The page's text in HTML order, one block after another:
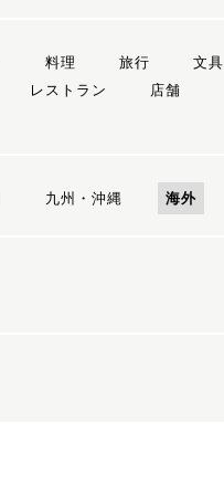
料理 旅行
文具
レストラン
店舗
九州・沖縄 海外